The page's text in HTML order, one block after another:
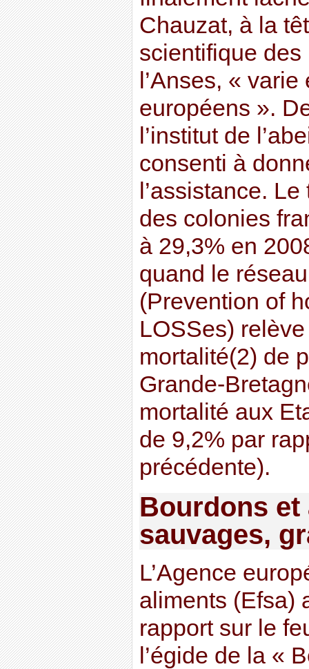
Chauzat, à la
scientifique
l’Anses, «
européens ».
l’institut de
consenti à
l’assistance.
des colonies
à 29,3% en
quand le
(Prevention of
LOSSes)
mortalité(2) de
Grande-
mortalité aux
de 9,2% par
précédente).
Bourdons et
sauvages,
L’Agence
aliments (Efsa)
rapport sur le
l’égide de la «